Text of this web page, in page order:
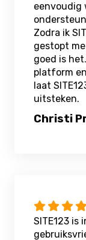
eenvoudig
Zodra ik
gestopt
goed is
platform
laat
uitsteken.
Christi
SITE123 is